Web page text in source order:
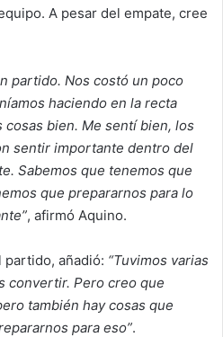
A pesar del empate, cree
partido. Nos costó un poco
haciendo en la recta
bien. Me sentí bien, los
sentir importante dentro del
Sabemos que tenemos que
que prepararnos para lo
, afirmó Aquino.
partido, añadió: “Tuvimos varias
convertir. Pero creo que
también hay cosas que
para eso”.